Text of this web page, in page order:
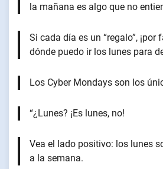
la mañana es algo que no
Si cada día es un “regalo”, ¡por
dónde puedo ir los lunes para
Los Cyber Mondays son los
“¿Lunes? ¡Es lunes, no!
Vea el lado positivo: los lunes
a la semana.